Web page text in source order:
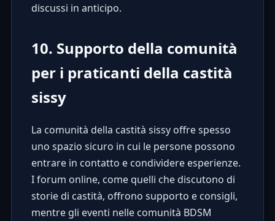
discussi in anticipo.
10. Supporto della comunità
per i praticanti della castità
sissy
La comunità della castità sissy offre spesso
uno spazio sicuro in cui le persone possono
entrare in contatto e condividere esperienze.
I forum online, come quelli che discutono di
storie di castità, offrono supporto e consigli,
mentre gli eventi nelle comunità BDSM